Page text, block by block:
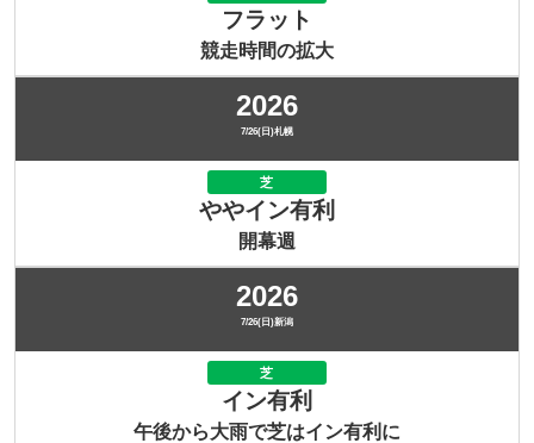
フラット
競走時間の拡大
2026
7/26(日)札幌
芝
ややイン有利
開幕週
2026
7/26(日)新潟
芝
イン有利
午後から大雨で芝はイン有利に